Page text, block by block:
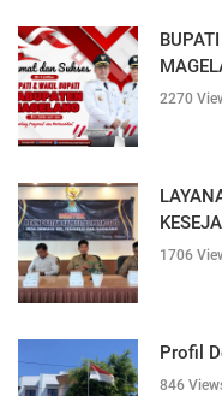
2270
1706
Profil
846